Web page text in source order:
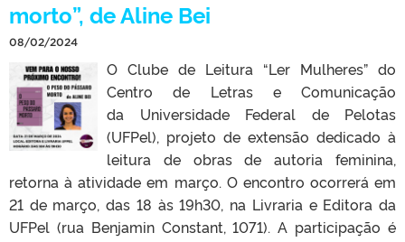
morto”, de Aline Bei
08/02/2024
O Clube de Leitura “Ler Mulheres” do
Centro de Letras e Comunicação
da Universidade Federal de Pelotas
(UFPel), projeto de extensão dedicado à
leitura de obras de autoria feminina,
retorna à atividade em março. O encontro ocorrerá em
21 de março, das 18 às 19h30, na Livraria e Editora da
UFPel (rua Benjamin Constant, 1071). A participação é